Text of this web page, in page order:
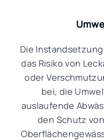
Die
das Risiko von
oder
bei, die
auslaufende
den Schutz